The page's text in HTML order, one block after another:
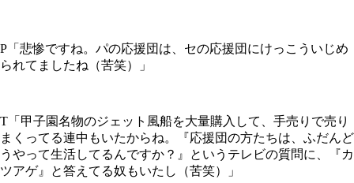
P「悲惨ですね。パの応援団は、セの応援団にけっこういじめ
られてましたね（苦笑）」
T「甲子園名物のジェット風船を大量購入して、手売りで売り
まくってる連中もいたからね。『応援団の方たちは、ふだんど
うやって生活してるんですか？』というテレビの質問に、『カ
ツアゲ』と答えてる奴もいたし（苦笑）」